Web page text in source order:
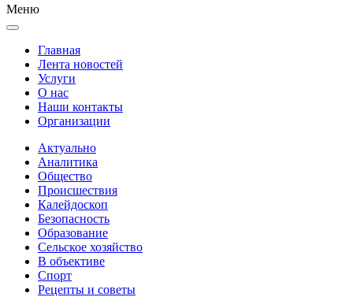
Меню
Главная
Лента новостей
Услуги
О нас
Наши контакты
Организации
Актуально
Аналитика
Общество
Происшествия
Калейдоскоп
Безопасность
Образование
Сельское хозяйство
В объективе
Спорт
Рецепты и советы